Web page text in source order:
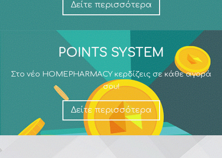
Δείτε περισσότερα
POINTS SYSTEM
Στο νέο HOMEPHARMACY κερδίζεις σε κάθε αγορά
σου!
Δείτε περισσότερα